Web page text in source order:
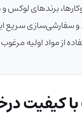
برندهای
از مواد اولیه
کیفیت